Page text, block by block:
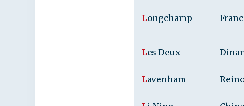
Longchamp
Les Deux
Lavenham